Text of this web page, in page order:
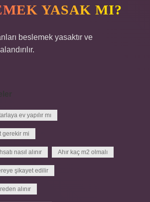
YASAK MI?
beslemek yasaktır ve
ev yapılır mı
gerekir mi
nasıl alınır Ahır kaç m2 olmalı
şikayet edilir
alınır